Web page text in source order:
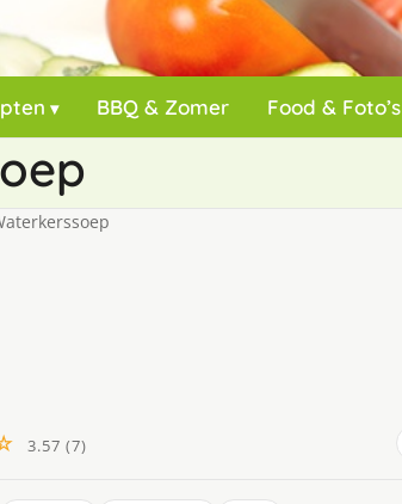
BBQ & Zomer Food & Foto’s
3.57 (7)